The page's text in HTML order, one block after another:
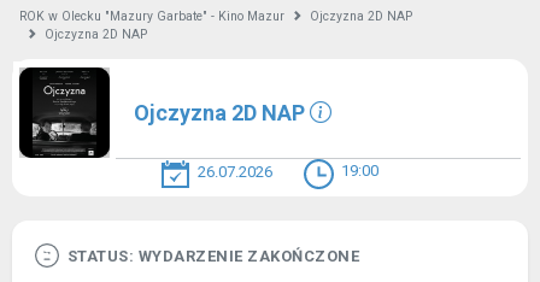
ROK w Olecku "Mazury Garbate" - Kino Mazur
Ojczyzna 2D NAP
Ojczyzna 2D NAP
Ojczyzna 2D NAP
26.07.2026 19:00
STATUS: WYDARZENIE ZAKOŃCZONE